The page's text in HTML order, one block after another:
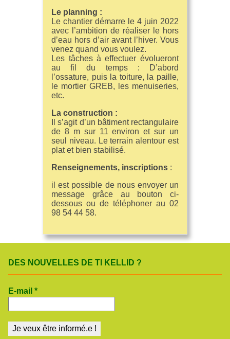
Le planning :
Le chantier démarre le 4 juin 2022
avec l’ambition de réaliser le hors
d’eau hors d’air avant l’hiver. Vous
venez quand vous voulez.
Les tâches à effectuer évolueront
au fil du temps : D’abord
l’ossature, puis la toiture, la paille,
le mortier GREB, les menuiseries,
etc.
La construction :
Il s’agit d’un bâtiment rectangulaire
de 8 m sur 11 environ et sur un
seul niveau. Le terrain alentour est
plat et bien stabilisé.
Renseignements, inscriptions :
il est possible de nous envoyer un
message grâce au bouton ci-
dessous ou de téléphoner au 02
98 54 44 58.
DES NOUVELLES DE TI KELLID ?
E-mail *